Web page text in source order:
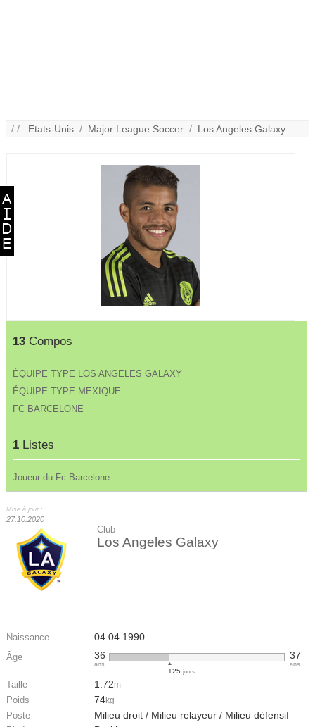
/ / Etats-Unis / Major League Soccer / Los Angeles Galaxy
13 Compos
ÉQUIPE TYPE LOS ANGELES GALAXY
ÉQUIPE TYPE MEXIQUE
FC BARCELONE
1 Listes
Joueur du Fc Barcelone
Mise à jour :
27.10.2020
Club
Los Angeles Galaxy
Naissance 04.04.1990
Âge 36
ans
125 jours
37
ans
Taille 1.72m
Poids 74kg
Poste Milieu droit / Milieu relayeur / Milieu défensif